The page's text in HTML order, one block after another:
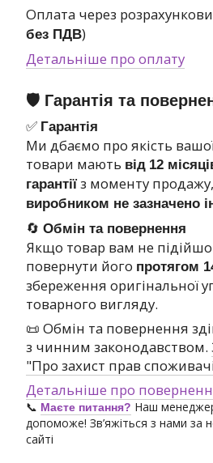
Оплата через
без ПДВ)
Детальніше про оплату
🛡 Гарантія та
✅ Гарантія
Ми дбаємо про якість
товари мають від 12
гарантії з моменту продажу,
виробником не зазначено
🔄 Обмін та повернення
Якщо товар вам не
повернути його протягом
збереження оригінальної
товарного вигляду.
📜 Обмін та повернення
з чинним законодавством.
"Про захист прав
Детальніше про
📞 Маєте питання? Наш
допоможе! Зв’яжіться з нами за
сайті